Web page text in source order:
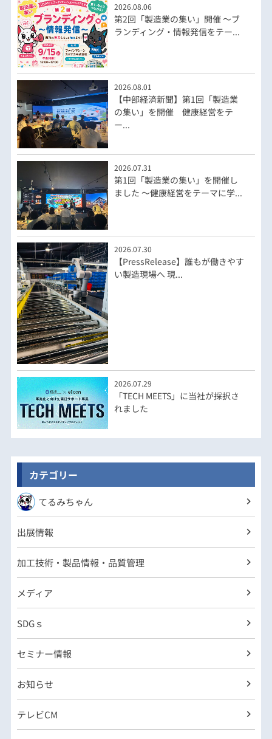
2026.08.06
第2回「製造業の集い」開催 ～ブ
ランディング・情報発信をテー...
2026.08.01
【中部経済新聞】第1回「製造業
の集い」を開催 健康経営をテ
ー...
2026.07.31
第1回「製造業の集い」を開催し
ました ～健康経営をテーマに学...
2026.07.30
【PressRelease】誰もが働きやす
い製造現場へ 現...
2026.07.29
「TECH MEETS」に当社が採択さ
れました
カテゴリー
てるみちゃん
出展情報
加工技術・製品情報・品質管理
メディア
SDGｓ
セミナー情報
お知らせ
テレビCM